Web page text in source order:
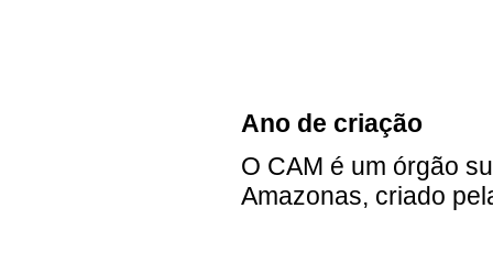
Ano de criação
O CAM é um órgão
Amazonas, criado